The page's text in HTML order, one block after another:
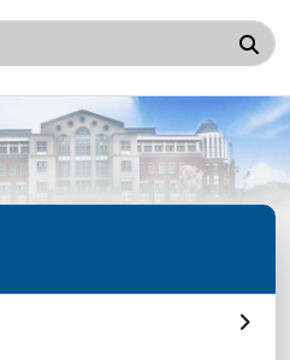
搜